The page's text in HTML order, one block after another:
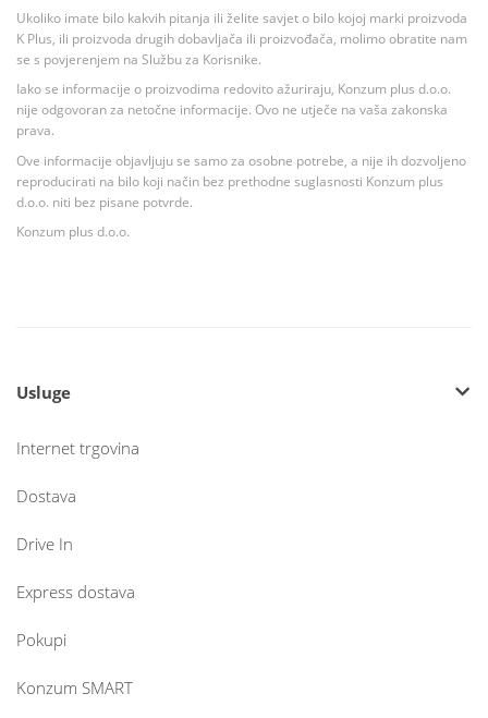
Ukoliko imate bilo kakvih pitanja ili želite savjet o bilo kojoj marki proizvoda
K Plus, ili proizvoda drugih dobavljača ili proizvođača, molimo obratite nam
se s povjerenjem na Službu za Korisnike.
Iako se informacije o proizvodima redovito ažuriraju, Konzum plus d.o.o.
nije odgovoran za netočne informacije. Ovo ne utječe na vaša zakonska
prava.
Ove informacije objavljuju se samo za osobne potrebe, a nije ih dozvoljeno
reproducirati na bilo koji način bez prethodne suglasnosti Konzum plus
d.o.o. niti bez pisane potvrde.
Konzum plus d.o.o.
Usluge
Internet trgovina
Dostava
Drive In
Express dostava
Pokupi
Konzum SMART